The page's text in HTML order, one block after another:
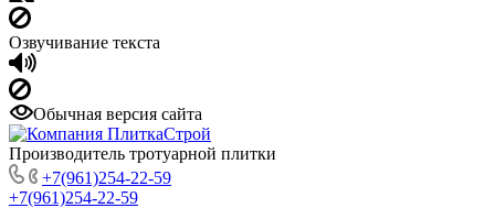
Озвучивание текста
Обычная версия сайта
Производитель тротуарной плитки
+7(961)254-22-59
+7(961)254-22-59